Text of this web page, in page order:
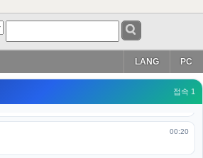
PC
LANG
접속 1
00:19
00:19
더라구요
00:19
겠습니다. 벌써 12시가 넘었었네요
00:20